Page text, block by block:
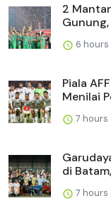
2
Gunung,
6 hours
Piala
Menilai
7 hours
di
7 hours